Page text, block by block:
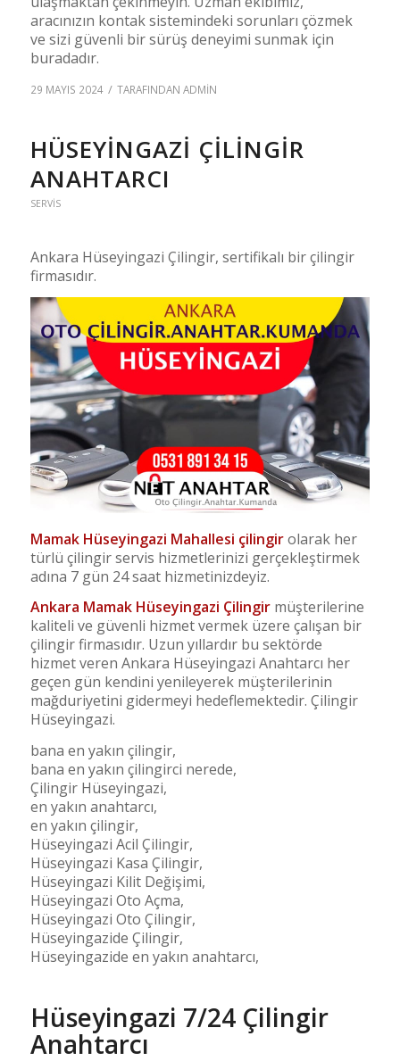
aracınızın kontak sistemindeki sorunları çözmek
ve sizi güvenli bir sürüş deneyimi sunmak için
buradadır.
29 MAYIS 2024 / TARAFINDAN ADMIN
HÜSEYINGAZI ÇILINGIR
ANAHTARCI
SERVIS
Ankara Hüseyingazi Çilingir, sertifikalı bir çilingir
firmasıdır.
Mamak Hüseyingazi Mahallesi çilingirolarak her
türlü çilingir servis hizmetlerinizi gerçekleştirmek
adına 7 gün 24 saat hizmetinizdeyiz.
Ankara Mamak Hüseyingazi Çilingirmüşterilerine
kaliteli ve güvenli hizmet vermek üzere çalışan bir
çilingir firmasıdır. Uzun yıllardır bu sektörde
hizmet veren Ankara Hüseyingazi Anahtarcı her
geçen gün kendini yenileyerek müşterilerinin
mağduriyetini gidermeyi hedeflemektedir. Çilingir
Hüseyingazi.
bana en yakın çilingir,
bana en yakın çilingirci nerede,
Çilingir Hüseyingazi,
en yakın anahtarcı,
en yakın çilingir,
Hüseyingazi Acil Çilingir,
Hüseyingazi Kasa Çilingir,
Hüseyingazi Kilit Değişimi,
Hüseyingazi Oto Açma,
Hüseyingazi Oto Çilingir,
Hüseyingazide Çilingir,
Hüseyingazide en yakın anahtarcı,
Hüseyingazi 7/24 Çilingir
Anahtarcı